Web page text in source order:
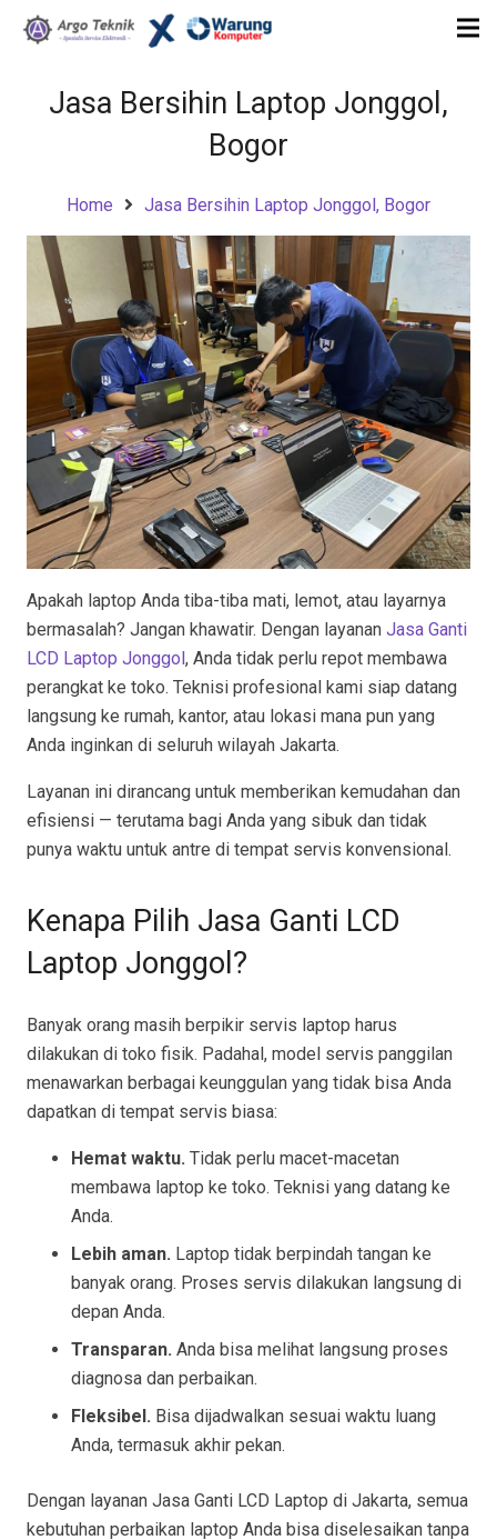
Jasa Bersihin Laptop Jonggol,
Bogor
Home Jasa Bersihin Laptop Jonggol, Bogor
Apakah laptop Anda tiba-tiba mati, lemot, atau layarnya
bermasalah? Jangan khawatir. Dengan layanan Jasa Ganti
LCD Laptop Jonggol, Anda tidak perlu repot membawa
perangkat ke toko. Teknisi profesional kami siap datang
langsung ke rumah, kantor, atau lokasi mana pun yang
Anda inginkan di seluruh wilayah Jakarta.
Layanan ini dirancang untuk memberikan kemudahan dan
efisiensi — terutama bagi Anda yang sibuk dan tidak
punya waktu untuk antre di tempat servis konvensional.
Kenapa Pilih Jasa Ganti LCD
Laptop Jonggol?
Banyak orang masih berpikir servis laptop harus
dilakukan di toko fisik. Padahal, model servis panggilan
menawarkan berbagai keunggulan yang tidak bisa Anda
dapatkan di tempat servis biasa:
Hemat waktu. Tidak perlu macet-macetan
membawa laptop ke toko. Teknisi yang datang ke
Anda.
Lebih aman. Laptop tidak berpindah tangan ke
banyak orang. Proses servis dilakukan langsung di
depan Anda.
Transparan. Anda bisa melihat langsung proses
diagnosa dan perbaikan.
Fleksibel. Bisa dijadwalkan sesuai waktu luang
Anda, termasuk akhir pekan.
Dengan layanan Jasa Ganti LCD Laptop di Jakarta, semua
kebutuhan perbaikan laptop Anda bisa diselesaikan tanpa